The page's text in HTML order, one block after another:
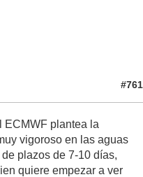
#761
ECMWF plantea la
vigoroso en las aguas
plazos de 7-10 días,
quiere empezar a ver